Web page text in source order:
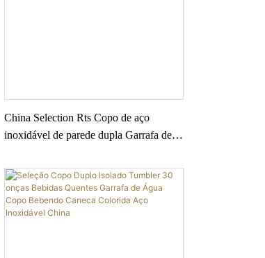
China Selection Rts Copo de aço
inoxidável de parede dupla Garrafa de
de 500 ml1